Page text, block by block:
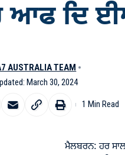
ਆਫ ਦਿ
March 30, 2024
AUSTRALIA TEAM
1 Min Read
ਮੈਲਬਰਨ: ਹਰ